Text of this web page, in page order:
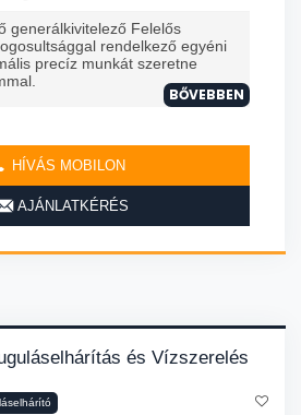
generálkivitelező Felelős
rendelkező egyéni
precíz munkát szeretne
BŐVEBBEN
HÍVÁS MOBILON
AJÁNLATKÉRÉS